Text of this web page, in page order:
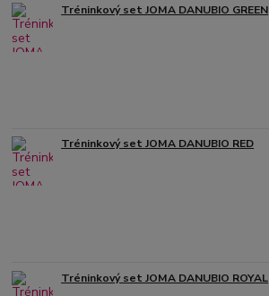
Tréninkový set JOMA DANUBIO GREEN
Tréninkový set JOMA DANUBIO RED
Tréninkový set JOMA DANUBIO ROYAL